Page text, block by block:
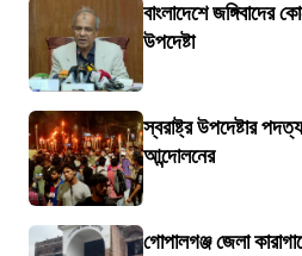
বাংলাদেশে জঙ্গিবাদের
উপদেষ্টা
স্বরাষ্ট্র উপদেষ্টার
আন্দোলনের
গোপালগঞ্জ জেলা